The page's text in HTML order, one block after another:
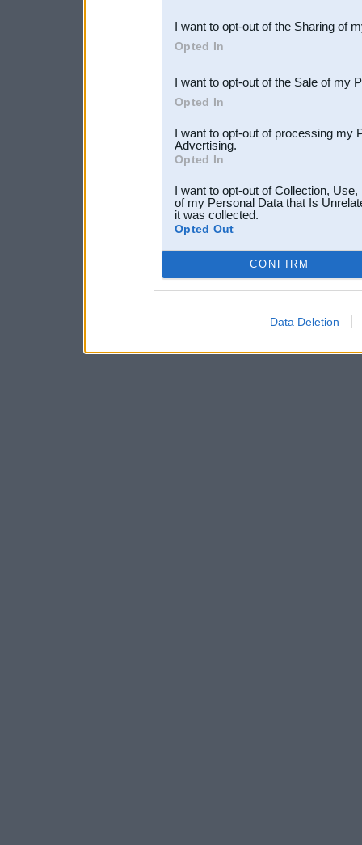
Downstream Participants
third parties.
I want to opt-out of the Sharing of
Opted In
I want to opt-out of the Sale of my
Opted In
I want to opt-out of processing my
Advertising.
Opted In
I want to opt-out of Collection,
of my Personal Data that Is
it was collected.
Opted Out
CONFIRM
Data Deletion